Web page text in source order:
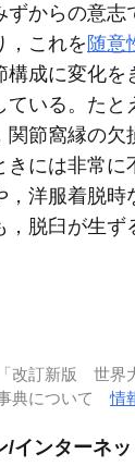
ずからの意志
，これを 随意
構成に変化を
ている。たと
関節窩縁の欠
きには非常に
，洋服着脱時
脱臼が生ず
改訂新版 世界
典について情
インターネ